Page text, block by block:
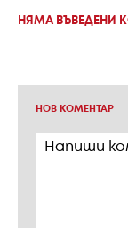
НЯМА ВЪВЕДЕНИ
НОВ КОМЕНТАР